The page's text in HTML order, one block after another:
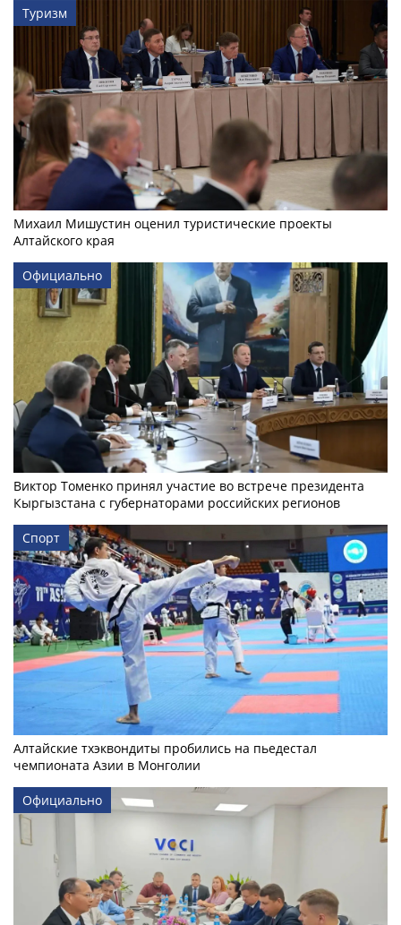
Туризм
Михаил Мишустин оценил туристические проекты
Алтайского края
Официально
Виктор Томенко принял участие во встрече президента
Кыргызстана с губернаторами российских регионов
Спорт
Алтайские тхэквондиты пробились на пьедестал
чемпионата Азии в Монголии
Официально